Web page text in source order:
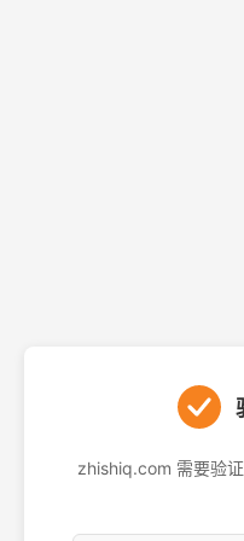
zhishiq.com 需要验